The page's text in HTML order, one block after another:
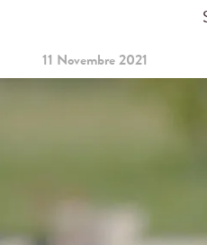
11 Novembre 2021